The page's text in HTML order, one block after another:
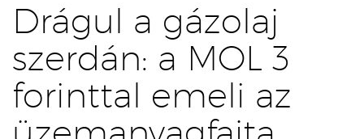
Drágul a gázolaj
szerdán: a MOL 3
forinttal emeli az